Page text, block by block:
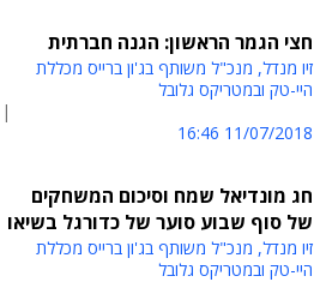
חצי הגמר הראשון: הגנה חברתית
זיו מנדל, מנכ"ל משותף בג'ון ברייס מכללת
היי-טק ובמטריקס גלובל
11/07/2018 16:46
חג מונדיאל שמח וסיכום המשחקים
של סוף שבוע סוער של כדורגל בשיאו
זיו מנדל, מנכ"ל משותף בג'ון ברייס מכללת
היי-טק ובמטריקס גלובל